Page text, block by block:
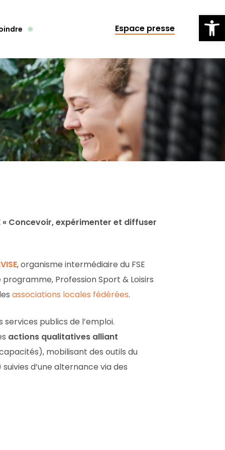
Espace presse
« Concevoir, expérimenter et diffuser
, organisme intermédiaire du FSE
Profession Sport & Loisirs
associations locales fédérées.
publics de l’emploi.
actions qualitatives alliant
mobilisant des outils du
d’une alternance via des